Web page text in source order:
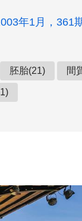
年1月，361
胚胎(21) 間